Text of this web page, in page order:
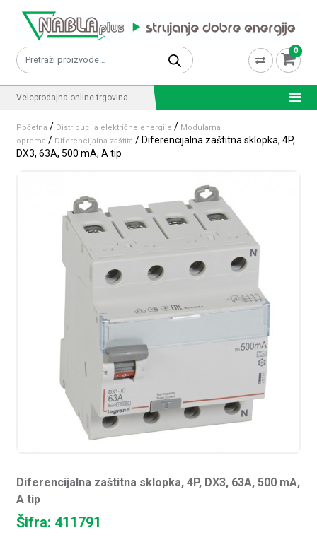
Pretraži: 0
Veleprodajna online trgovina
Početna / Distribucija električne energije / Modularna
oprema / Diferencijalna zaštita / Diferencijalna zaštitna sklopka, 4P,
DX3, 63A, 500 mA, A tip
Diferencijalna zaštitna sklopka, 4P, DX3, 63A, 500 mA,
A tip
Šifra: 411791